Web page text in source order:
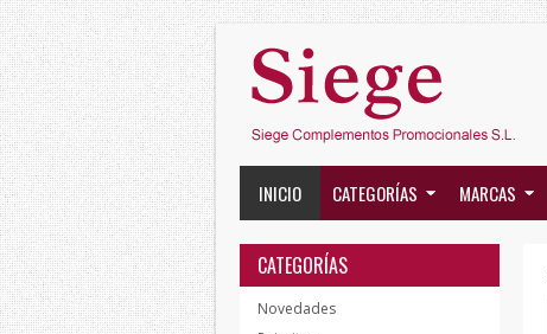
INICIO CATEGORÍAS MARCAS
CATEGORÍAS
Novedades